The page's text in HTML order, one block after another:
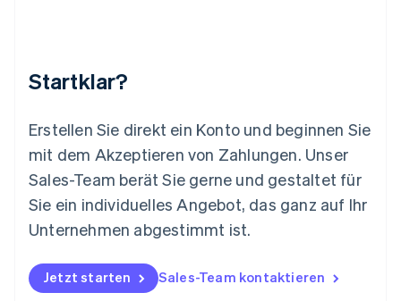
Startklar?
Erstellen Sie direkt ein Konto und beginnen Sie
mit dem Akzeptieren von Zahlungen. Unser
Sales-Team berät Sie gerne und gestaltet für
Sie ein individuelles Angebot, das ganz auf Ihr
Unternehmen abgestimmt ist.
Jetzt starten Sales-Team kontaktieren
English简体中文
English
Mexiko
Español English
Neuseeland
English
NederlandsEnglish
English
Österreich